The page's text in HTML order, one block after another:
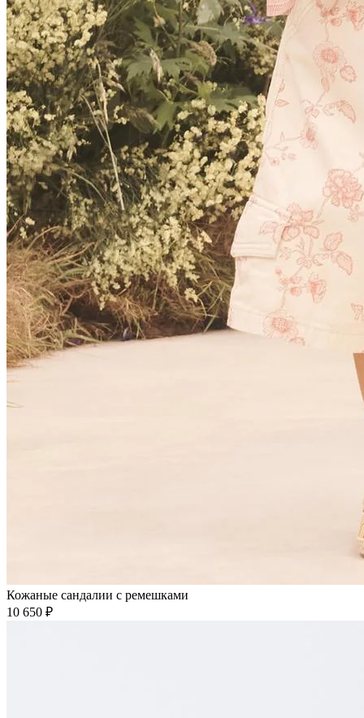
Кожаные сандалии с ремешками
10 650 ₽